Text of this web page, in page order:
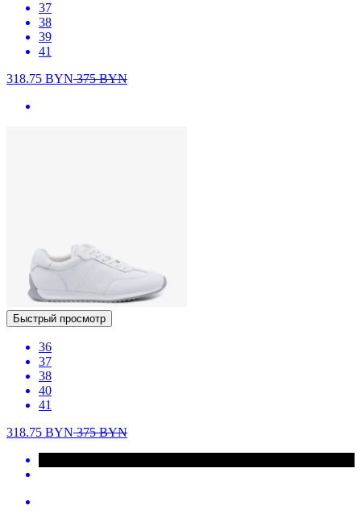
37
38
39
41
318.75 BYN375BYN
Быстрый просмотр
36
37
38
40
41
318.75 BYN375BYN